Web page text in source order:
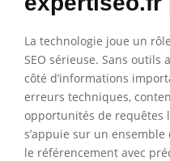
La technologie joue un
SEO sérieuse. Sans outils
côté d’informations
erreurs techniques,
opportunités de requêtes
s’appuie sur un
le référencement avec